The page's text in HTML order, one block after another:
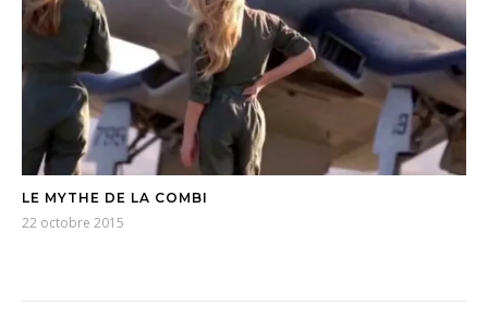
LE MYTHE DE LA COMBI
22 octobre 2015